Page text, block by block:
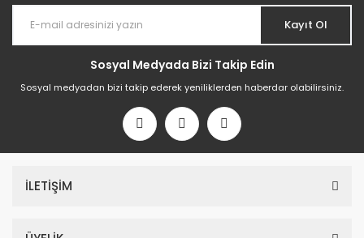
Kayıt Ol
Sosyal Medyada Bizi Takip Edin
Sosyal medyadan bizi takip ederek yeniliklerden haberdar olabilirsiniz.
İLETİŞİM